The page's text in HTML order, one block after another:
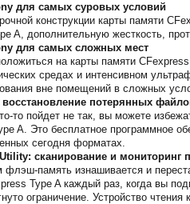
для самых суровых условий
конструкции карты памяти
A, дополнительную жесткость,
для самых сложных мест
на карты памяти
средах и интенсивном
вне помещений в сложных
восстановление потерянных
то пойдет не так, вы можете
A. Это бесплатное программное
сегодня форматах.
сканирование и мониторинг
память изнашивается и
Type A каждый раз, когда вы
ограничение. Устройство